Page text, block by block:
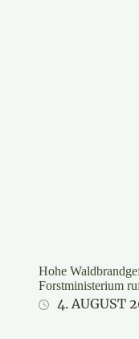
Hohe
Forstministerium
4. AUGUST